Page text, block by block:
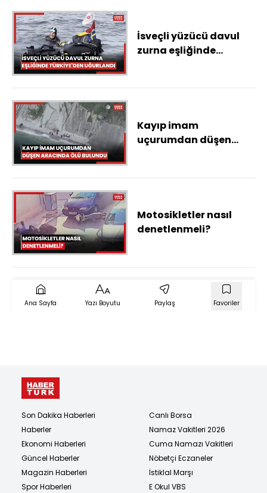
İsveçli yüzücü davul
zurna eşliğinde
Kayıp imam
uçurumdan düşen
Motosikletler nasıl
denetlenmeli?
Ana Sayfa Yazı Boyutu Paylaş Favoriler
Son Dakika Haberleri
Haberler
Ekonomi Haberleri
Güncel Haberler
Magazin Haberleri
Spor Haberleri
Canlı Borsa
Namaz Vakitleri 2026
Cuma Namazı Vakitleri
Nöbetçi Eczaneler
İstiklal Marşı
E Okul VBS